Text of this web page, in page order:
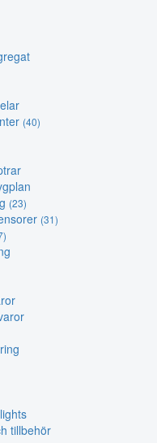
(40)
(23)
(31)
tillbehör